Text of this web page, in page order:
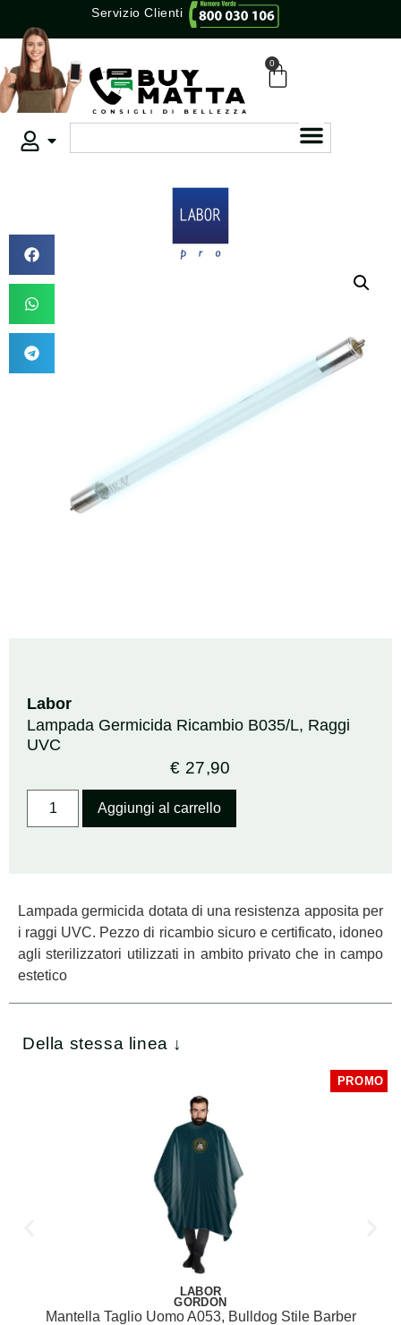
Servizio Clienti
0
Labor
Lampada Germicida Ricambio B035/L, Raggi
UVC
€ 27,90
Aggiungi al carrello
Lampada germicida dotata di una resistenza apposita per
i raggi UVC. Pezzo di ricambio sicuro e certificato, idoneo
agli sterilizzatori utilizzati in ambito privato che in campo
estetico
Della stessa linea ↓
PROMO
LABOR
GORDON
Mantella Taglio Uomo A053, Bulldog Stile Barber